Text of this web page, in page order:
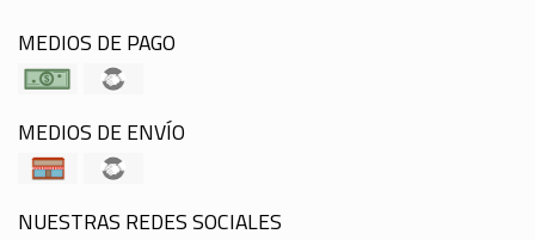
MEDIOS DE PAGO
MEDIOS DE ENVÍO
NUESTRAS REDES SOCIALES